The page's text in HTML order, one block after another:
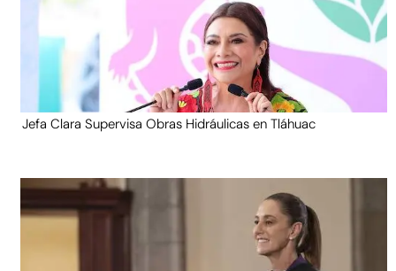
Jefa Clara Supervisa Obras Hidráulicas en Tláhuac